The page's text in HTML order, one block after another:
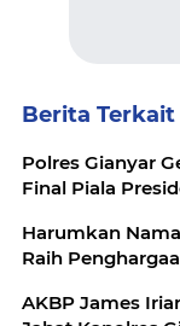
Berita Terkait
Polres Gianyar
Final Piala
Harumkan
Raih
AKBP James